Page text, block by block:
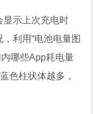
显示上次充电时
利用“电池电量图
内哪些App耗电量
色柱状体越多，